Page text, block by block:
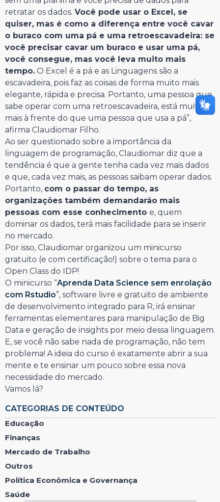
retratar os dados. Você pode usar o Excel, se
quiser, mas é como a diferença entre você cavar
o buraco com uma pá e uma retroescavadeira: se
você precisar cavar um buraco e usar uma pá,
você consegue, mas você leva muito mais
tempo. O Excel é a pá e as Linguagens são a
escavadeira, pois faz as coisas de forma muito mais
elegante, rápida e precisa. Portanto, uma pessoa que
sabe operar com uma retroescavadeira, está muito
mais à frente do que uma pessoa que usa a pá”,
afirma Claudiomar Filho.
Ao ser questionado sobre a importância da
linguagem de programação, Claudiomar diz que a
tendência é que a gente tenha cada vez mais dados
e que, cada vez mais, as pessoas saibam operar dados.
Portanto, com o passar do tempo, as
organizações também demandarão mais
pessoas com esse conhecimento e, quem
dominar os dados, terá mais facilidade para se inserir
no mercado.
Por isso, Claudiomar organizou um minicurso
gratuito (e com certificação!) sobre o tema para o
Open Class do IDP!
O minicurso “Aprenda Data Science sem enrolação
com Rstudio”, software livre e gratuito de ambiente
de desenvolvimento integrado para R, irá ensinar
ferramentas elementares para manipulação de Big
Data e geração de insights por meio dessa linguagem.
E, se você não sabe nada de programação, não tem
problema! A ideia do curso é exatamente abrir a sua
mente e te ensinar um pouco sobre essa nova
necessidade do mercado.
Vamos lá?
CATEGORIAS DE CONTEÚDO
Educação
Finanças
Mercado de Trabalho
Outros
Política Econômica e Governança
Saúde